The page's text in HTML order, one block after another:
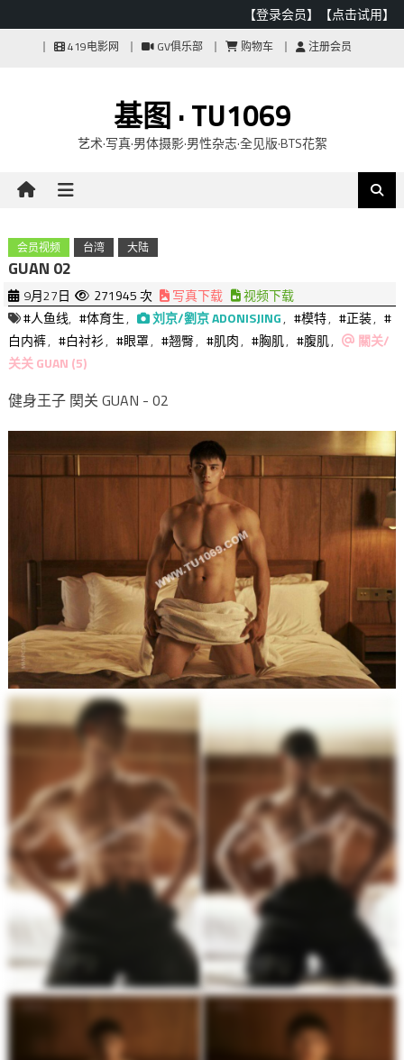
【登录会员】 【点击试用】
419电影网 GV俱乐部 购物车 注册会员
基图 · TU1069
艺术·写真·男体摄影·男性杂志·全见版·BTS花絮
会员视频 台湾 大陆
GUAN 02
9月27日 271945 次 写真下载
视频下载
#人鱼线, #体育生, 刘京/劉京 ADONISJING, #模特, #正装, #
白内裤, #白衬衫, #眼罩, #翘臀, #肌肉, #胸肌, #腹肌,
關关/
关关 GUAN (5)
健身王子 関关 GUAN - 02